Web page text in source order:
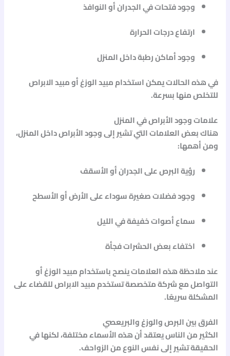
وجود فتحات في الجدران أو النوافذ
ارتفاع درجات الحرارة
وجود أماكن رطبة داخل المنزل
في هذه الحالات يمكن استخداممبيد الوزغأومبيد الابراص
للتخلص منها بسرعة.
علامات وجود الأبراص في المنزل
هناك بعض العلامات التي تشير إلى وجود الأبراص داخل المنزل،
ومن أهمها:
رؤية البرص على الجدران أو الأسقف
وجود فضلات صغيرة سوداء على الأرض أو الأسطح
سماع أصوات خفيفة في الليل
اختفاء بعض الحشرات فجأة
عند ملاحظة هذه العلامات ينصح باستخداممبيد الوزغأو
التواصل مع شركة متخصصة تستخدممبيد الابراصللقضاء على
المشكلة سريعًا.
الفرق بين البرص والوزغ والبريعصي
الكثير من الناس يعتقد أن هذه الأسماء مختلفة، لكنها في
الحقيقة تشير إلى نفس النوع من الزواحف.